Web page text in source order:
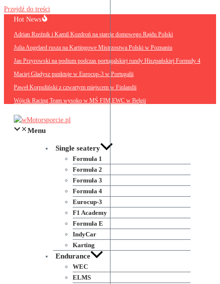
Przejdź do treści
Hot News
Adrian Rzeźnik i Kamil Kozdroń na starcie domowego Rajdu Polski
Julia Angelard rusza na Kartingowe Mistrzostwa Polski w Poznaniu
Jan Przyrowski na podium podczas portugalskiej rundy Hiszpańskiej Formuły 4
Maciej Gładysz punktuje w Eurocup-3 w Portugalii
Paweł Korpuliński z czwartym miejscem w Finlandii
Wójcik Racing Team wysoko w MŚ FIM EWC w Belgii
Menu
Single seatery
Formuła 1
Formuła 2
Formuła 3
Formuła 4
Eurocup-3
F1 Academy
Formuła E
IndyCar
Karting
Endurance
WEC
ELMS